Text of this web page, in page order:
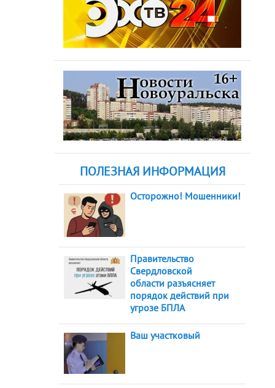
ПОЛЕЗНАЯ ИНФОРМАЦИЯ
Осторожно! Мошенники!
Правительство
Свердловской
области разъясняет
порядок действий при
угрозе БПЛА
Ваш участковый